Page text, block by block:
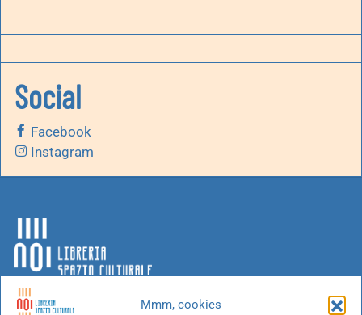
Mmm, cookies
Social
Facebook
Instagram